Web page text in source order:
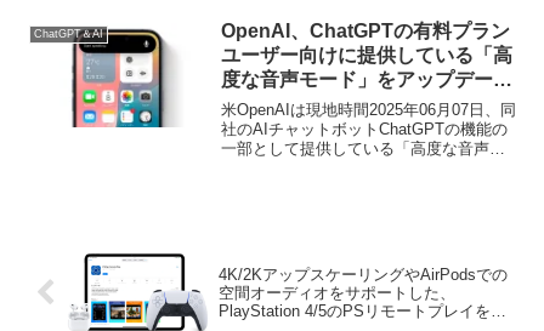
い、その後AIに変換してもらうMac用の
日本語入力アプリ「Nospace」がリリー
スされています。
ChatGPT＆AI
OpenAI、ChatGPTの有料プラン
ユーザー向けに提供している「高
度な音声モード」をアップデー
ト。稀なハルシネーションがある
も、より人間らしい会話になり翻
訳機能も改善。
米OpenAIは現地時間2025年06月07日、同
社のAIチャットボットChatGPTの機能の
一部として提供している「高度な音声モ
4K/2KアップスケーリングやAirPodsでの
空間オーディオをサポートした、
PlayStation 4/5のPSリモートプレイを